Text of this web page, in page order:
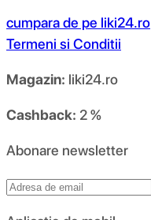
cumpara de pe liki24.ro
Termeni si Conditii
Magazin: liki24.ro
Cashback: 2 %
Abonare newsletter